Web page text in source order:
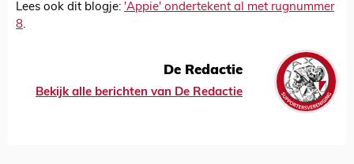
Lees ook dit blogje: 'Appie' ondertekent al met rugnummer
8.
De Redactie
Bekijk alle berichten van De Redactie